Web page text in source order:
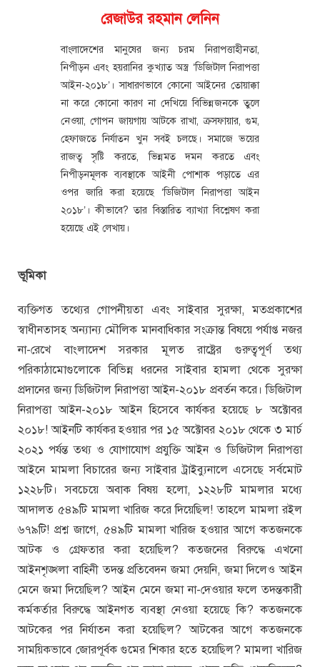
রেজাউর রহমান লেনিন
বাংলাদেশের মানুষের জন্য চরম নিরাপত্তাহীনতা,
নিপীড়ন এবং হয়রানির কুখ্যাত অস্ত্র ‘ডিজিটাল নিরাপত্তা
আইন-২০১৮’। সাধারণভাবে কোনো আইনের তোয়াক্কা
না করে কোনো কারণ না দেখিয়ে বিভিন্নজনকে তুলে
নেওয়া, গোপন জায়গায় আটকে রাখা, ক্রসফায়ার, গুম,
হেফাজতে নির্যাতন খুন সবই চলছে। সমাজে ভয়ের
রাজত্ব সৃষ্টি করতে, ভিন্নমত দমন করতে এবং
নিপীড়নমূলক ব্যবস্থাকে আইনী পোশাক পড়াতে এর
ওপর জারি করা হয়েছে ‘ডিজিটাল নিরাপত্তা আইন
২০১৮’। কীভাবে? তার বিস্তারিত ব্যাখ্যা বিশ্লেষণ করা
হয়েছে এই লেখায়।
ভূমিকা
ব্যক্তিগত তথ্যের গোপনীয়তা এবং সাইবার সুরক্ষা, মতপ্রকাশের
স্বাধীনতাসহ অন্যান্য মৌলিক মানবাধিকার সংক্রান্ত বিষয়ে পর্যাপ্ত নজর
না-রেখে বাংলাদেশ সরকার মূলত রাষ্ট্রের গুরুত্বপূর্ণ তথ্য
পরিকাঠামোগুলোকে বিভিন্ন ধরনের সাইবার হামলা থেকে সুরক্ষা
প্রদানের জন্য ডিজিটাল নিরাপত্তা আইন-২০১৮ প্রবর্তন করে। ডিজিটাল
নিরাপত্তা আইন-২০১৮ আইন হিসেবে কার্যকর হয়েছে ৮ অক্টোবর
২০১৮! আইনটি কার্যকর হওয়ার পর ১৫ অক্টোবর ২০১৮ থেকে ৩ মার্চ
২০২১ পর্যন্ত তথ্য ও যোগাযোগ প্রযুক্তি আইন ও ডিজিটাল নিরাপত্তা
আইনে মামলা বিচারের জন্য সাইবার ট্রাইব্যুনালে এসেছে সর্বমোট
১২২৮টি। সবচেয়ে অবাক বিষয় হলো, ১২২৮টি মামলার মধ্যে
আদালত ৫৪৯টি মামলা খারিজ করে দিয়েছিল! তাহলে মামলা রইল
৬৭৯টি! প্রশ্ন জাগে, ৫৪৯টি মামলা খারিজ হওয়ার আগে কতজনকে
আটক ও গ্রেফতার করা হয়েছিল? কতজনের বিরুদ্ধে এখনো
আইনশৃঙ্খলা বাহিনী তদন্ত প্রতিবেদন জমা দেয়নি, জমা দিলেও আইন
মেনে জমা দিয়েছিল? আইন মেনে জমা না-দেওয়ার ফলে তদন্তকারী
কর্মকর্তার বিরুদ্ধে আইনগত ব্যবস্থা নেওয়া হয়েছে কি? কতজনকে
আটকের পর নির্যাতন করা হয়েছিল? আটকের আগে কতজনকে
সাময়িকভাবে জোরপূর্বক গুমের শিকার হতে হয়েছিল? মামলা খারিজ